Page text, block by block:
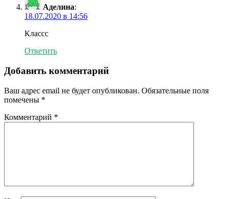
Аделина:
18.07.2020 в 14:56
Классс
Ответить
Добавить комментарий
Ваш адрес email не будет опубликован. Обязательные поля
помечены *
Комментарий *